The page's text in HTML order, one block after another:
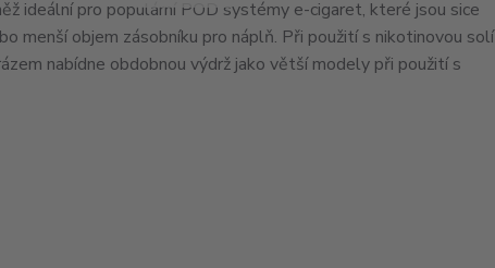
ideální pro populární POD systémy e-cigaret, které jsou sice
menší objem zásobníku pro náplň. Při použití s nikotinovou solí
nabídne obdobnou výdrž jako větší modely při použití s